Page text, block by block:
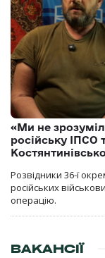
«Ми не
російську ІПСО
Розвідники 36-ї
російських
операцію.
ВАКАНСІЇ